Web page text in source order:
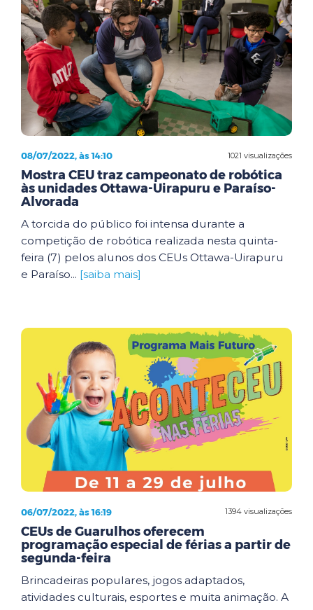
1021 visualizações
08/07/2022, às 14:10
Mostra CEU traz campeonato de robótica
às unidades Ottawa-Uirapuru e Paraíso-
Alvorada
A torcida do público foi intensa durante a
competição de robótica realizada nesta quinta-
feira (7) pelos alunos dos CEUs Ottawa-Uirapuru
e Paraíso... [saiba mais]
1394 visualizações
06/07/2022, às 16:19
CEUs de Guarulhos oferecem
programação especial de férias a partir de
segunda-feira
Brincadeiras populares, jogos adaptados,
atividades culturais, esportes e muita animação. A